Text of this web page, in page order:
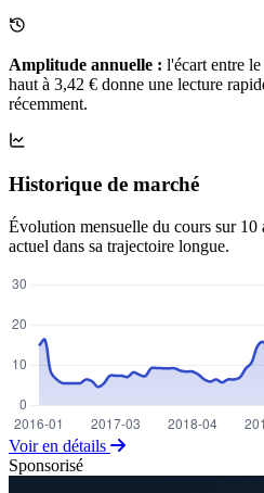
Amplitude annuelle : l'écart entre
haut à 3,42 € donne une lecture
récemment.
Historique de marché
Évolution mensuelle du cours sur 10
actuel dans sa trajectoire longue.
Voir en détails
Sponsorisé